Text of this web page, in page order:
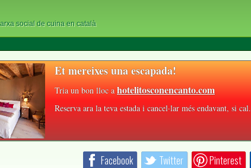
social de cuina en català
Et mereixes una escapada!
Tria un bon lloc ahotelitosconencanto.com
Reserva ara la teva estada i cancel·lar més endavant, si cal.
Facebook Twitter Pinterest